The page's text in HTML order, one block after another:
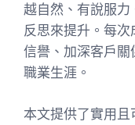
越自然、有說服
反思來提升。每
信譽、加深客戶
職業生涯。
本文提供了實用